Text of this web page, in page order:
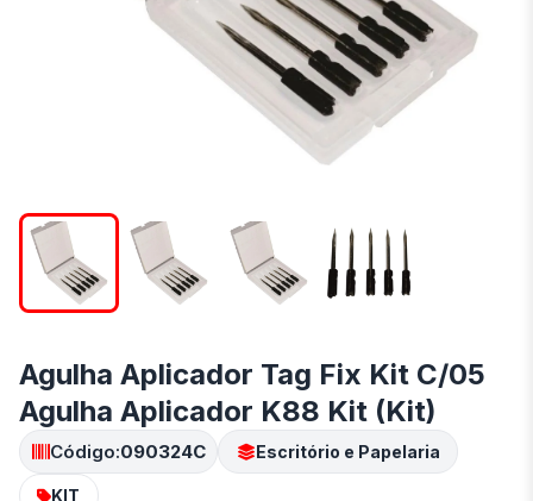
Agulha Aplicador Tag Fix Kit C/05
Agulha Aplicador K88 Kit (Kit)
Código:090324C Escritório e Papelaria
KIT